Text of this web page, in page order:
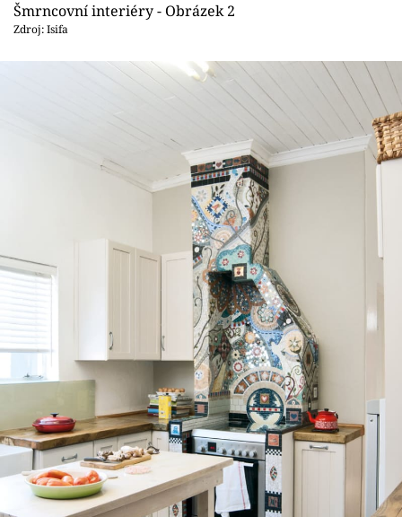
Šmrncovní interiéry - Obrázek 2
Zdroj: Isifa